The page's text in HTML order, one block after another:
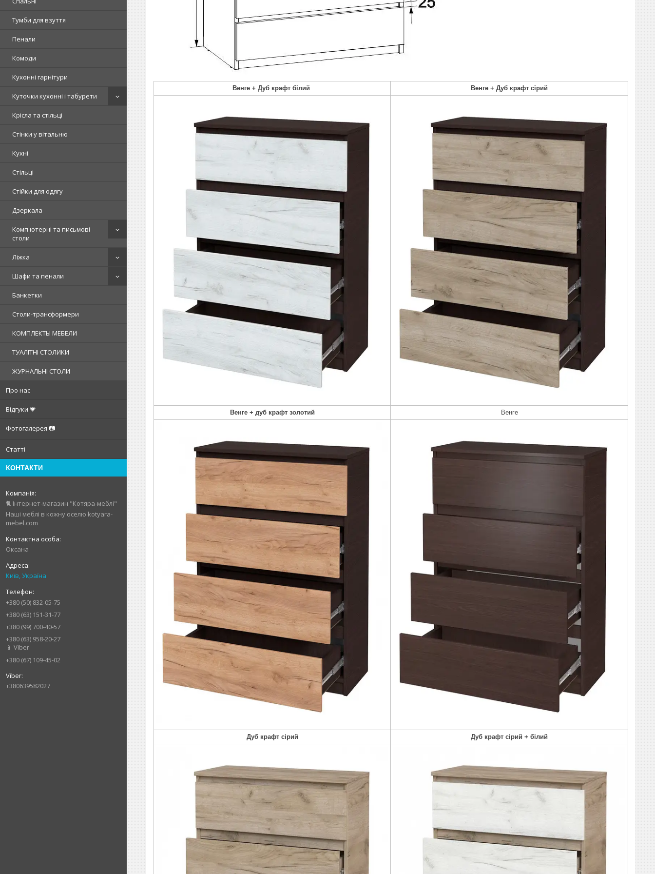
Тумби для взуття
Пенали
Комоди
Кухонні гарнітури
Куточки кухонні і табурети
Крісла та стільці
Стінки у вітальню
Кухні
Стільці
Стійки для одягу
Дзеркала
Комп'ютерні та письмові
столи
Ліжка
Шафи та пенали
Банкетки
Столи-трансформери
КОМПЛЕКТЫ МЕБЕЛИ
ТУАЛІТНІ СТОЛИКИ
ЖУРНАЛЬНІ СТОЛИ
Про нас
Відгуки 💗
Фотогалерея 📷
Статті
КОНТАКТИ
🐈 Інтернет-магазин "Котяра-меблі"
Наші меблі в кожну оселю kotyara-
mebel.com
Оксана
Київ, Україна
+380 (50) 832-05-75
+380 (63) 151-31-77
+380 (99) 700-40-57
+380 (63) 958-20-27
📱 Viber
+380 (67) 109-45-02
+380639582027
Венге + Дуб крафт білий Венге + Дуб крафт сірий
Венге + дуб крафт золотий Венге
Дуб крафт сірий Дуб крафт сірий + білий